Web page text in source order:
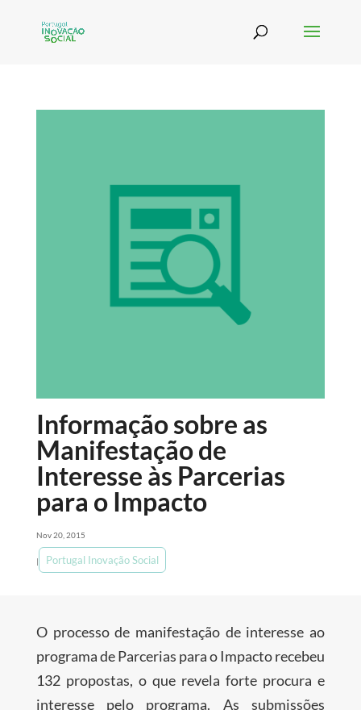
Informação sobre as
Manifestação de
Interesse às Parcerias
para o Impacto
Nov 20, 2015
| Portugal Inovação Social
O processo de manifestação de interesse ao
programa de Parcerias para o Impacto recebeu
132 propostas, o que revela forte procura e
interesse pelo programa. As submissões